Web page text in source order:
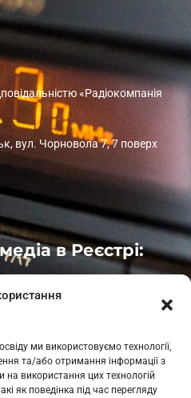
ми використовуємо технології,
та/або отримання інформації з
використання цих технологій
як поведінка під час перегляду
«Радіокомпанія
вул. Чорновола 7, 7 поверх
в Реєстрі: